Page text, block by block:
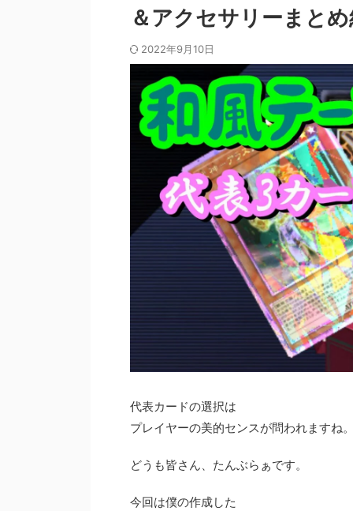
＆アクセサリーまと
2022年9月10日
代表カードの選択は
プレイヤーの美的センスが問われますね
どうも皆さん、たんぶらぁです。
今回は僕の作成した